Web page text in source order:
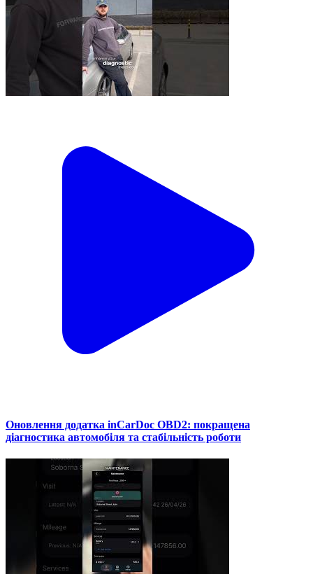
Оновлення додатка inCarDoc OBD2: покращена
діагностика автомобіля та стабільність роботи